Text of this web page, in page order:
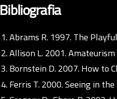
Bibliografia
Abrams R. 1997. The
Allison L. 2001. Amateurism
Bornstein D. 2007. How to
Ferris T. 2000. Seeing in